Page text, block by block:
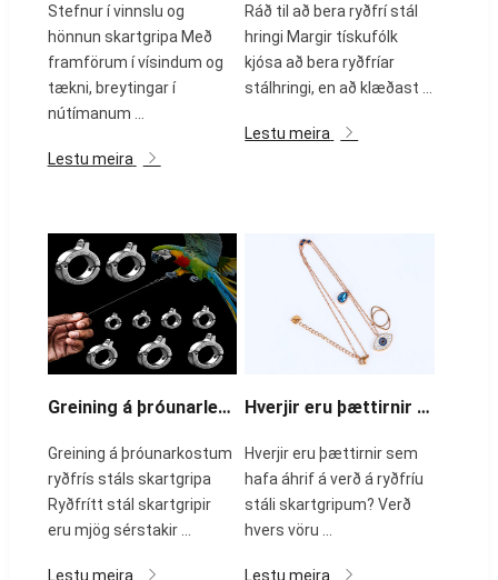
Stefnur í vinnslu og
hönnun skartgripa Með
framförum í vísindum og
tækni, breytingar í
nútímanum ...
Lestu meira
Ráð til að bera ryðfrí stál
hringi Margir tískufólk
kjósa að bera ryðfríar
stálhringi, en að klæðast ...
Lestu meira
Greining á þróunarlegum kostum ryðfríu stáls skartgripa
Greining á þróunarkostum
ryðfrís stáls skartgripa
Ryðfrítt stál skartgripir
eru mjög sérstakir ...
Lestu meira
Hverjir eru þættirnir sem hafa áhrif á verð á ryðfríu stáli skartgripum?
Hverjir eru þættirnir sem
hafa áhrif á verð á ryðfríu
stáli skartgripum? Verð
hvers vöru ...
Lestu meira